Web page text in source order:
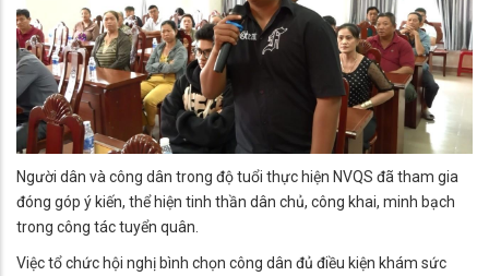
Người dân và công dân trong độ tuổi thực hiện NVQS đã tham gia
đóng góp ý kiến, thể hiện tinh thần dân chủ, công khai, minh bạch
trong công tác tuyển quân.
Việc tổ chức hội nghị bình chọn công dân đủ điều kiện khám sức